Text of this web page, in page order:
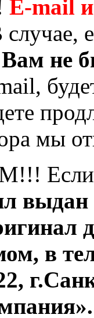
E-mail
случае,
Вам не
мы
выдан
в